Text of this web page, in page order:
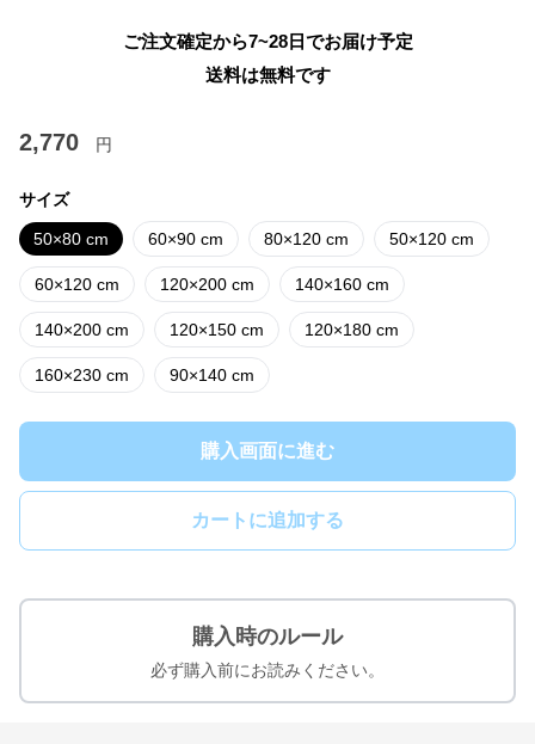
ご注文確定から7~28日でお届け予定
送料は無料です
2,770 円
サイズ
50×80 cm 60×90 cm 80×120 cm 50×120 cm
60×120 cm 120×200 cm 140×160 cm
140×200 cm 120×150 cm 120×180 cm
160×230 cm 90×140 cm
購入画面に進む
カートに追加する
購入時のルール
必ず購入前にお読みください。